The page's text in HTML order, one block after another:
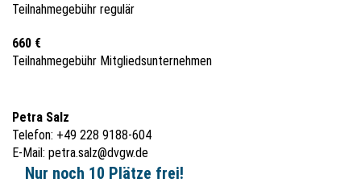
Teilnahmegebühr regulär
660 €
Teilnahmegebühr Mitgliedsunternehmen
Petra Salz
Telefon: +49 228 9188-604
E-Mail: petra.salz@dvgw.de
Nur noch 10 Plätze frei!